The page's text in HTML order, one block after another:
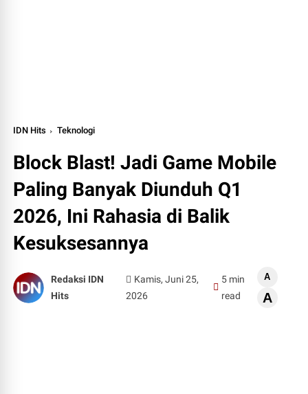
IDN Hits Teknologi
Block Blast! Jadi Game Mobile
Paling Banyak Diunduh Q1
2026, Ini Rahasia di Balik
Kesuksesannya
Redaksi IDN
Hits
Kamis, Juni 25,
2026
5 min
read
A
A